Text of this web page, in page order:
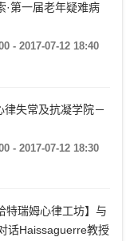
·第一届老年疑难病
- 2017-07-12 18:40
律失常及抗凝学院－
- 2017-07-12 18:30
特瑞姆心律工坊】与
话Haissaguerre教授